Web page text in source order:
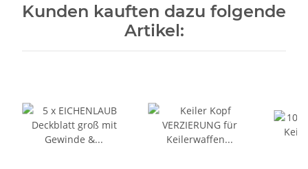
Kunden kauften dazu folgende
Artikel: